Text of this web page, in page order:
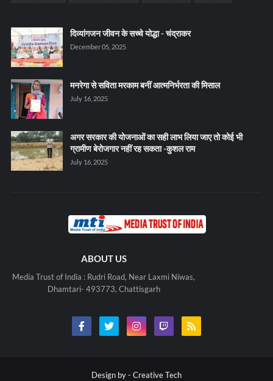
दिव्यांगजन जीवन के सच्चे योद्धा - चंद्राकर
December 05, 2025
मनरेगा से सविता मरकाम बनीं आत्मनिर्भरता की मिसाल
July 16, 2025
अगर सरकार की योजनाओं का सही लाभ लिया जाए तो कोई भी
ग्रामीण बेरोजगार नहीं रह सकता -कुशल राम
July 16, 2025
ABOUT US
Media Trust of India : Rudri Road, Near Laxmi Niwas,
Dhamtari- 493773, Chattisgarh
Design by - Creative Tech